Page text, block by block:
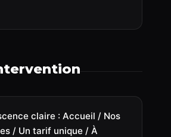
claire : Accueil / Nos
/ Un tarif unique / À